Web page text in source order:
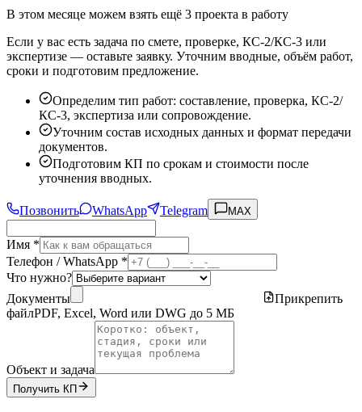
В этом месяце можем взять ещё 3 проекта в работу
Если у вас есть задача по смете, проверке, КС-2/КС-3 или
экспертизе — оставьте заявку. Уточним вводные, объём работ,
сроки и подготовим предложение.
Определим тип работ: составление, проверка, КС-2/
КС-3, экспертиза или сопровождение.
Уточним состав исходных данных и формат передачи
документов.
Подготовим КП по срокам и стоимости после
уточнения вводных.
Позвонить WhatsApp Telegram MAX
Имя *
Телефон / WhatsApp *
Что нужно?
Документы
Прикрепить
файлPDF, Excel, Word или DWG до 5 МБ
Объект и задача
Получить КП